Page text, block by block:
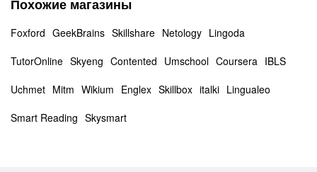
Похожие магазины
Foxford GeekBrains Skillshare Netology Lingoda
TutorOnline Skyeng Contented Umschool Coursera IBLS
Uchmet Mitm Wikium Englex Skillbox italki Lingualeo
Smart Reading Skysmart